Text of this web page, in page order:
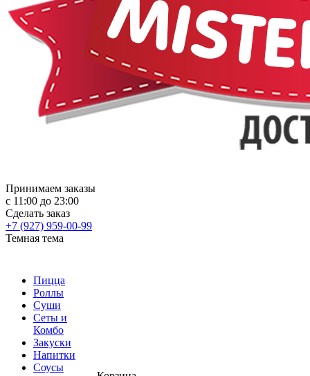
Принимаем заказы
с 11:00 до 23:00
Сделать заказ
+7 (927) 959-00-99
Темная тема
Пицца
Роллы
Суши
Сеты и
Комбо
Закуски
Напитки
Соусы